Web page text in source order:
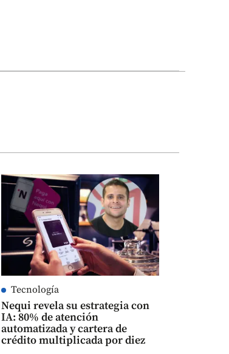
Tecnología
Nequi revela su estrategia con
IA: 80% de atención
automatizada y cartera de
crédito multiplicada por diez